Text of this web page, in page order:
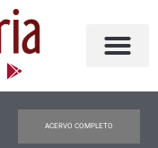
ACERVO COMPLETO